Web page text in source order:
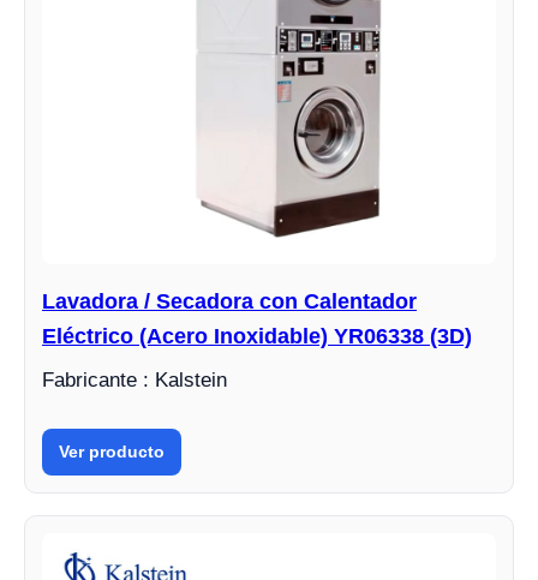
Lavadora / Secadora con Calentador
Eléctrico (Acero Inoxidable) YR06338 (3D)
Fabricante : Kalstein
Ver producto